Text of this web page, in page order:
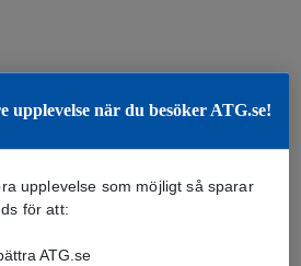
upplevelse när du besöker ATG.se!
upplevelse som möjligt så sparar
för att:
ATG.se